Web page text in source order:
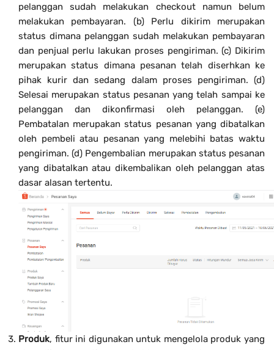
pelanggan sudah melakukan checkout namun belum
melakukan pembayaran. (b) Perlu dikirim merupakan
status dimana pelanggan sudah melakukan pembayaran
dan penjual perlu lakukan proses pengiriman. (c) Dikirim
merupakan status dimana pesanan telah diserhkan ke
pihak kurir dan sedang dalam proses pengiriman. (d)
Selesai merupakan status pesanan yang telah sampai ke
pelanggan dan dikonfirmasi oleh pelanggan. (e)
Pembatalan merupakan status pesanan yang dibatalkan
oleh pembeli atau pesanan yang melebihi batas waktu
pengiriman. (d) Pengembalian merupakan status pesanan
yang dibatalkan atau dikembalikan oleh pelanggan atas
dasar alasan tertentu.
Produk, fitur ini digunakan untuk mengelola produk yang